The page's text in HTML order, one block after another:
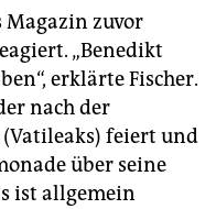
zuvor
„Benedikt
erklärte Fischer.
nach der
feiert und
über seine
ist allgemein